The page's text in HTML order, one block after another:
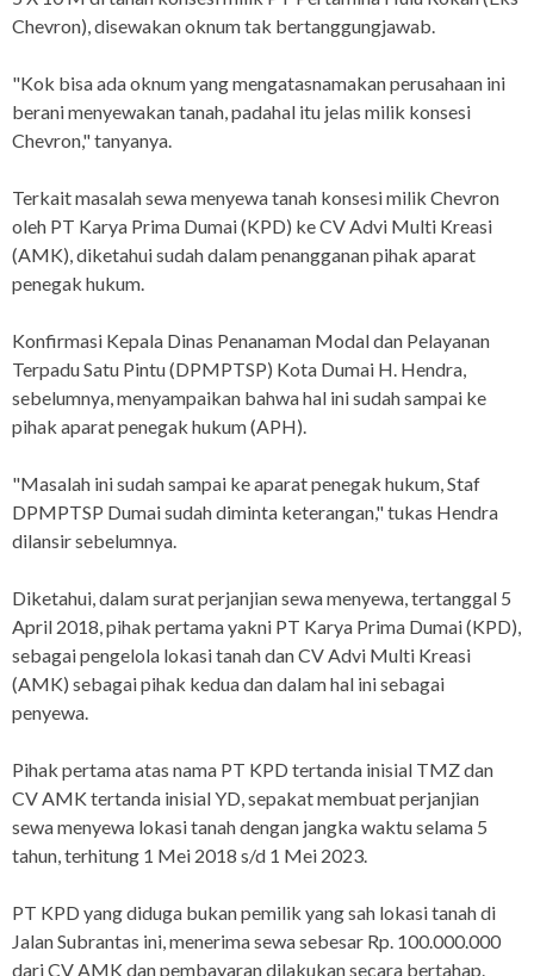
Chevron), disewakan oknum tak bertanggungjawab.
"Kok bisa ada oknum yang mengatasnamakan perusahaan ini
berani menyewakan tanah, padahal itu jelas milik konsesi
Chevron," tanyanya.
Terkait masalah sewa menyewa tanah konsesi milik Chevron
oleh PT Karya Prima Dumai (KPD) ke CV Advi Multi Kreasi
(AMK), diketahui sudah dalam penangganan pihak aparat
penegak hukum.
Konfirmasi Kepala Dinas Penanaman Modal dan Pelayanan
Terpadu Satu Pintu (DPMPTSP) Kota Dumai H. Hendra,
sebelumnya, menyampaikan bahwa hal ini sudah sampai ke
pihak aparat penegak hukum (APH).
"Masalah ini sudah sampai ke aparat penegak hukum, Staf
DPMPTSP Dumai sudah diminta keterangan," tukas Hendra
dilansir sebelumnya.
Diketahui, dalam surat perjanjian sewa menyewa, tertanggal 5
April 2018, pihak pertama yakni PT Karya Prima Dumai (KPD),
sebagai pengelola lokasi tanah dan CV Advi Multi Kreasi
(AMK) sebagai pihak kedua dan dalam hal ini sebagai
penyewa.
Pihak pertama atas nama PT KPD tertanda inisial TMZ dan
CV AMK tertanda inisial YD, sepakat membuat perjanjian
sewa menyewa lokasi tanah dengan jangka waktu selama 5
tahun, terhitung 1 Mei 2018 s/d 1 Mei 2023.
PT KPD yang diduga bukan pemilik yang sah lokasi tanah di
Jalan Subrantas ini, menerima sewa sebesar Rp. 100.000.000
dari CV AMK dan pembayaran dilakukan secara bertahap.